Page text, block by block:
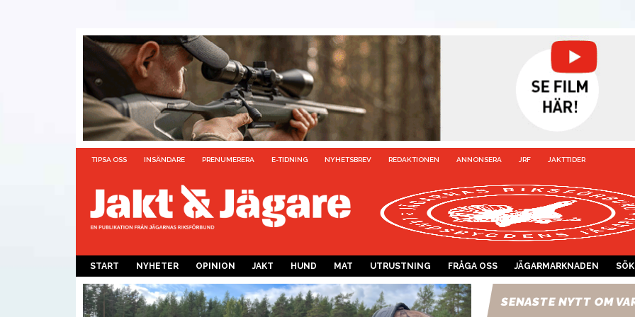
TIPSA OSS INSÄNDARE PRENUMERERA E-TIDNING NYHETSBREV REDAKTIONEN ANNONSERA JRF JAKTTIDER
START NYHETER OPINION JAKT HUND MAT UTRUSTNING FRÅGA OSS JÄGARMARKNADEN SÖK
SENASTE NYTT OM